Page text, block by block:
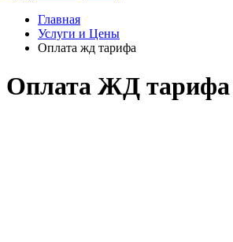
Главная
Услуги и Цены
Оплата жд тарифа
Оплата ЖД тарифа